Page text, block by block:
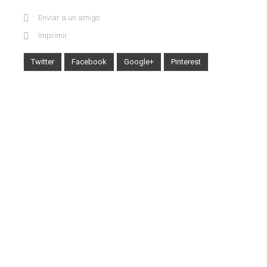
Enviar a un amigo
Imprimir
Twitter Facebook Google+ Pinterest